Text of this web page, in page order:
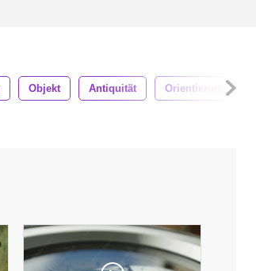
Objekt Antiquität Orientierung